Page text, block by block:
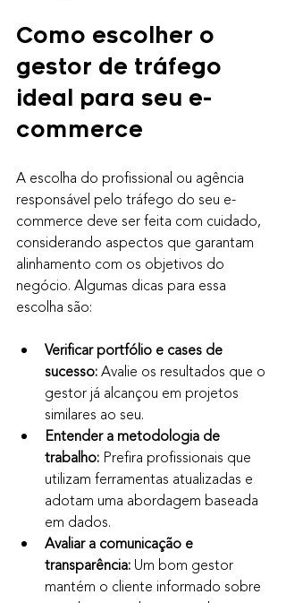
Como escolher o
gestor de tráfego
ideal para seu e-
commerce
A escolha do profissional ou agência
responsável pelo tráfego do seu e-
commerce deve ser feita com cuidado,
considerando aspectos que garantam
alinhamento com os objetivos do
negócio. Algumas dicas para essa
escolha são:
Verificar portfólio e cases de
sucesso: Avalie os resultados que o
gestor já alcançou em projetos
similares ao seu.
Entender a metodologia de
trabalho: Prefira profissionais que
utilizam ferramentas atualizadas e
adotam uma abordagem baseada
em dados.
Avaliar a comunicação e
transparência: Um bom gestor
mantém o cliente informado sobre